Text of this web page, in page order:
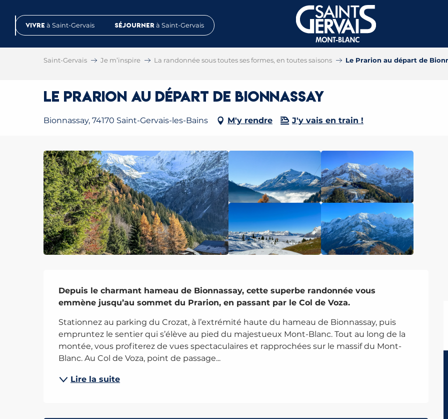
contenuVivre à Saint-Gervais Séjourner à Saint-Gervais
Saint-Gervais Je m’inspire La randonnée sous toutes ses formes, en toutes saisons Le Prarion au départ de
Le Prarion au départ de Bionnassay
Bionnassay, 74170 Saint-Gervais-les-Bains M'y rendre J'y vais en train !
Description
Depuis le charmant hameau de Bionnassay, cette superbe randonnée vous
emmène jusqu’au sommet du Prarion, en passant par le Col de Voza.
Stationnez au parking du Crozat, à l’extrémité haute du hameau de Bionnassay, puis
empruntez le sentier qui s’élève au pied du majestueux Mont-Blanc. Tout au long de la
montée, vous profiterez de vues spectaculaires et rapprochées sur le massif du Mont-
Blanc. Au Col de Voza, point de passage...
Lire la suite